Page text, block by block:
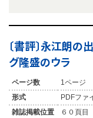
〔書評〕永江朗
グ隆盛のウラ
ページ数
1ページ
形式
PDFファ
雑誌掲載位置
６０頁目